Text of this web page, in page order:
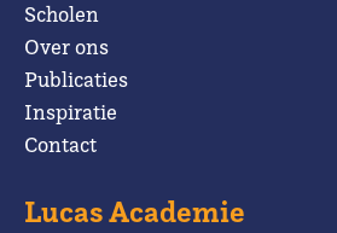
Scholen
Over ons
Publicaties
Inspiratie
Contact
Lucas Academie